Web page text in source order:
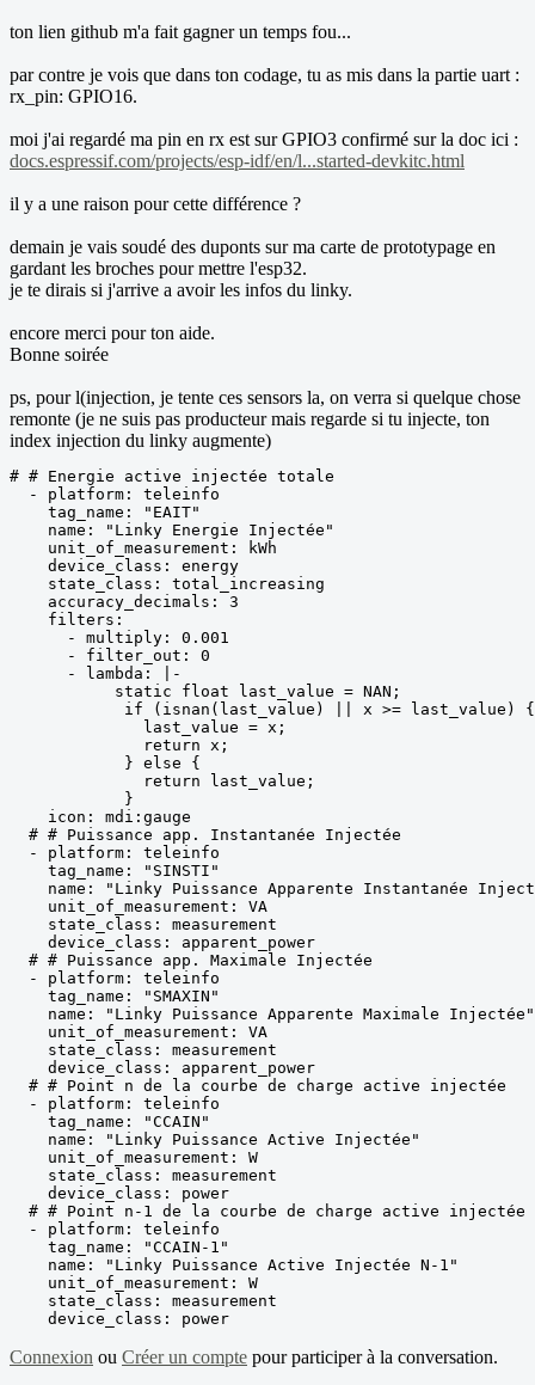
ton lien github m'a fait gagner un temps fou...
par contre je vois que dans ton codage, tu as mis dans la partie uart :
rx_pin: GPIO16.
moi j'ai regardé ma pin en rx est sur GPIO3 confirmé sur la doc ici :
docs.espressif.com/projects/esp-idf/en/l...started-devkitc.html
il y a une raison pour cette différence ?
demain je vais soudé des duponts sur ma carte de prototypage en
gardant les broches pour mettre l'esp32.
je te dirais si j'arrive a avoir les infos du linky.
encore merci pour ton aide.
Bonne soirée
ps, pour l(injection, je tente ces sensors la, on verra si quelque chose
remonte (je ne suis pas producteur mais regarde si tu injecte, ton
index injection du linky augmente)
# # Energie active injectée totale
  - platform: teleinfo
    tag_name: "EAIT"
    name: "Linky Energie Injectée"
    unit_of_measurement: kWh
    device_class: energy
    state_class: total_increasing
    accuracy_decimals: 3
    filters:
      - multiply: 0.001
      - filter_out: 0
      - lambda: |-
           static float last_value = NAN;
            if (isnan(last_value) || x >= last_value) {
              last_value = x;
              return x;
            } else {
              return last_value;
            }
    icon: mdi:gauge
  # # Puissance app. Instantanée Injectée
  - platform: teleinfo
    tag_name: "SINSTI"
name: "Linky Puissance Apparente Instantanée
    unit_of_measurement: VA
    state_class: measurement
    device_class: apparent_power
  # # Puissance app. Maximale Injectée
  - platform: teleinfo
    tag_name: "SMAXIN"
    name: "Linky Puissance Apparente Maximale Injectée"
    unit_of_measurement: VA
    state_class: measurement
    device_class: apparent_power
  # # Point n de la courbe de charge active injectée
  - platform: teleinfo
    tag_name: "CCAIN"
    name: "Linky Puissance Active Injectée"
    unit_of_measurement: W
    state_class: measurement
    device_class: power
  # # Point n-1 de la courbe de charge active injectée
  - platform: teleinfo
    tag_name: "CCAIN-1"
    name: "Linky Puissance Active Injectée N-1"
    unit_of_measurement: W
    state_class: measurement
    device_class: power
Connexion ou Créer un compte pour participer à la conversation.